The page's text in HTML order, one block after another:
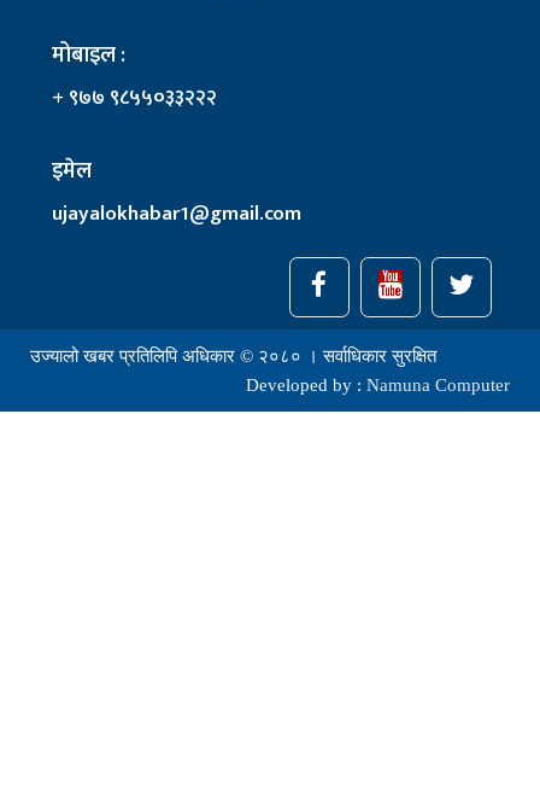
मोबाइल :
+ ९७७ ९८५५०३३२२२
इमेल
ujayalokhabar1@gmail.com
उज्यालो खबर प्रतिलिपि अधिकार © २०८० । सर्वाधिकार सुरक्षित
Developed by : Namuna Computer